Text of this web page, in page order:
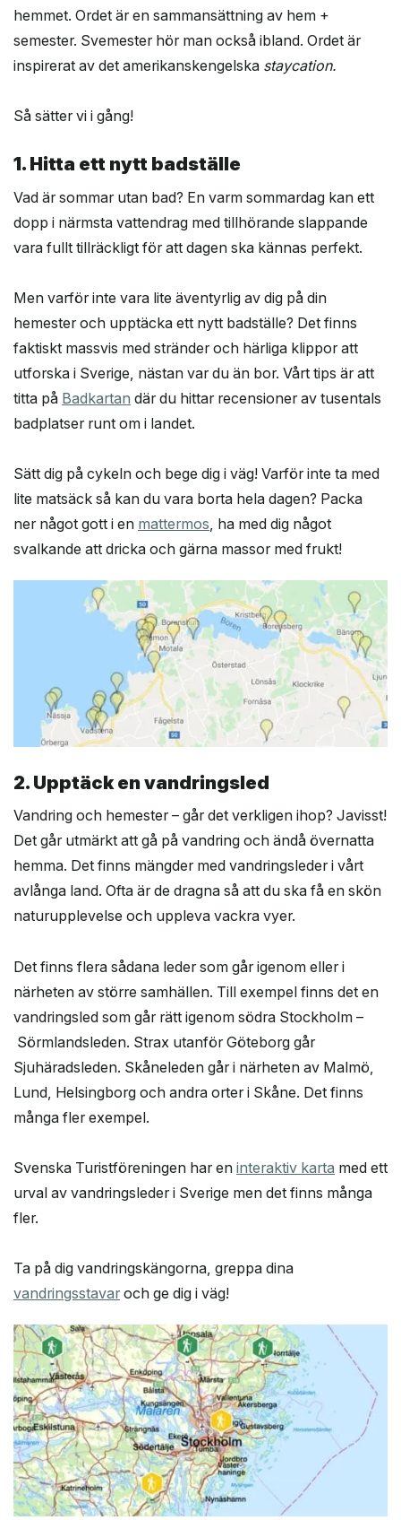
hemmet. Ordet är en sammansättning av hem +
semester. Svemester hör man också ibland. Ordet är
inspirerat av det amerikanskengelska staycation.
Så sätter vi i gång!
1. Hitta ett nytt badställe
Vad är sommar utan bad? En varm sommardag kan ett
dopp i närmsta vattendrag med tillhörande slappande
vara fullt tillräckligt för att dagen ska kännas perfekt.
Men varför inte vara lite äventyrlig av dig på din
hemester och upptäcka ett nytt badställe? Det finns
faktiskt massvis med stränder och härliga klippor att
utforska i Sverige, nästan var du än bor. Vårt tips är att
titta på Badkartan där du hittar recensioner av tusentals
badplatser runt om i landet.
Sätt dig på cykeln och bege dig i väg! Varför inte ta med
lite matsäck så kan du vara borta hela dagen? Packa
ner något gott i en mattermos, ha med dig något
svalkande att dricka och gärna massor med frukt!
2. Upptäck en vandringsled
Vandring och hemester – går det verkligen ihop? Javisst!
Det går utmärkt att gå på vandring och ändå övernatta
hemma. Det finns mängder med vandringsleder i vårt
avlånga land. Ofta är de dragna så att du ska få en skön
naturupplevelse och uppleva vackra vyer.
Det finns flera sådana leder som går igenom eller i
närheten av större samhällen. Till exempel finns det en
vandringsled som går rätt igenom södra Stockholm –
Sörmlandsleden. Strax utanför Göteborg går
Sjuhäradsleden. Skåneleden går i närheten av Malmö,
Lund, Helsingborg och andra orter i Skåne. Det finns
många fler exempel.
Svenska Turistföreningen har en interaktiv karta med ett
urval av vandringsleder i Sverige men det finns många
fler.
Ta på dig vandringskängorna, greppa dina
vandringsstavar och ge dig i väg!